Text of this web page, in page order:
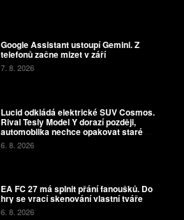
Google Assistant ustoupí Gemini. Z
telefonů začne mizet v září
7. 8. 2026
Lucid odkládá elektrické SUV Cosmos.
Rival Tesly Model Y dorazí později,
automobilka nechce opakovat staré
chyby
6. 8. 2026
EA FC 27 má splnit přání fanoušků. Do
hry se vrací skenování vlastní tváře
6. 8. 2026